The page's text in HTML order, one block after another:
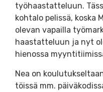
työhaastatteluun.
kohtalo pelissä, koska
olevan vapailla
haastatteluun ja nyt
hienossa
Nea on
töissä mm.